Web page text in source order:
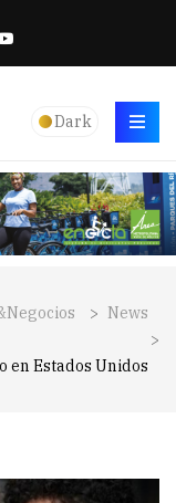
Dark
> News
>
en Estados Unidos